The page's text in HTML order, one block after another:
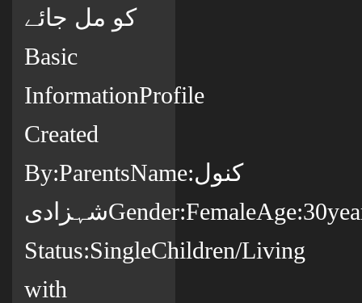
کو مل جائے
Basic
InformationProfile
Created
By:ParentsName:کنول
شہزادیGender:FemaleAge:30yearsCountry:پاکستانState:ملتانCity:MultanCitizenship:پاکستانیMarital
Status:SingleChildren/Living
with